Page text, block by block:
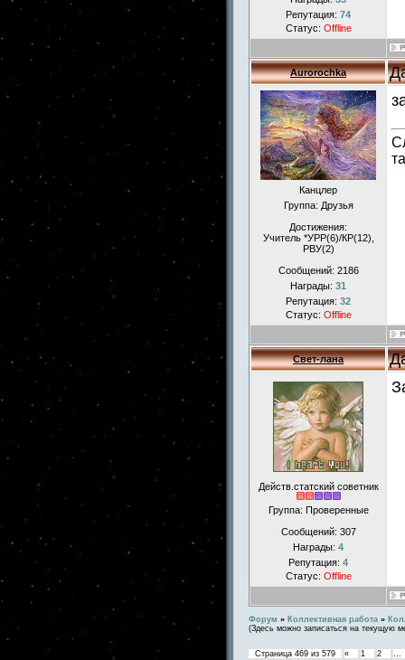
Репутация: 74
Статус: Offline
Aurorochka
Канцлер
Группа: Друзья
Достижения:
Учитель *УРР(6)/КР(12),
РВУ(2)
Сообщений: 2186
Награды: 31
Репутация: 32
Статус: Offline
Свет-лана
Действ.статский советник
Группа: Проверенные
Сообщений: 307
Награды: 4
Репутация: 4
Статус: Offline
Форум » Коллективная работа »
(Здесь можно записаться на текущую
Страница 469 из 579 « 1 2
…